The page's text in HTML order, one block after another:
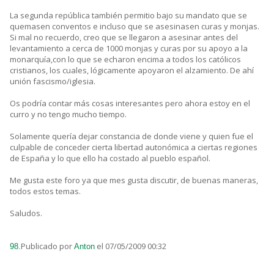
La segunda república también permitio bajo su mandato que se
quemasen conventos e incluso que se asesinasen curas y monjas.
Si mal no recuerdo, creo que se llegaron a asesinar antes del
levantamiento a cerca de 1000 monjas y curas por su apoyo a la
monarquía,con lo que se echaron encima a todos los católicos
cristianos, los cuales, lógicamente apoyaron el alzamiento. De ahí
unión fascismo/iglesia.
Os podría contar más cosas interesantes pero ahora estoy en el
curro y no tengo mucho tiempo.
Solamente quería dejar constancia de donde viene y quien fue el
culpable de conceder cierta libertad autonómica a ciertas regiones
de España y lo que ello ha costado al pueblo español.
Me gusta este foro ya que mes gusta discutir, de buenas maneras,
todos estos temas.
Saludos.
98.Publicado por Anton el 07/05/2009 00:32